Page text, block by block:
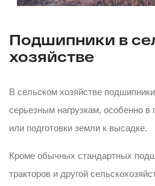
Подшипники в
хозяйстве
В сельском хозяйстве
серьезным нагрузкам, особенно в
или подготовки земли к высадке.
Кроме обычных стандартных
тракторов и другой